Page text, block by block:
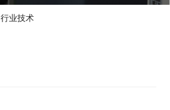
行业技术